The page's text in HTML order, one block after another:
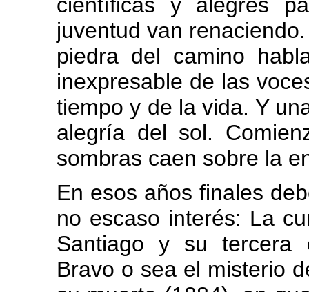
juventud van
piedra del camino
inexpresable de las
tiempo y de la vida. Y
alegría del sol.
sombras caen sobre la
En esos años finales
no escaso interés: La
Santiago y su tercera
Bravo o sea el misterio